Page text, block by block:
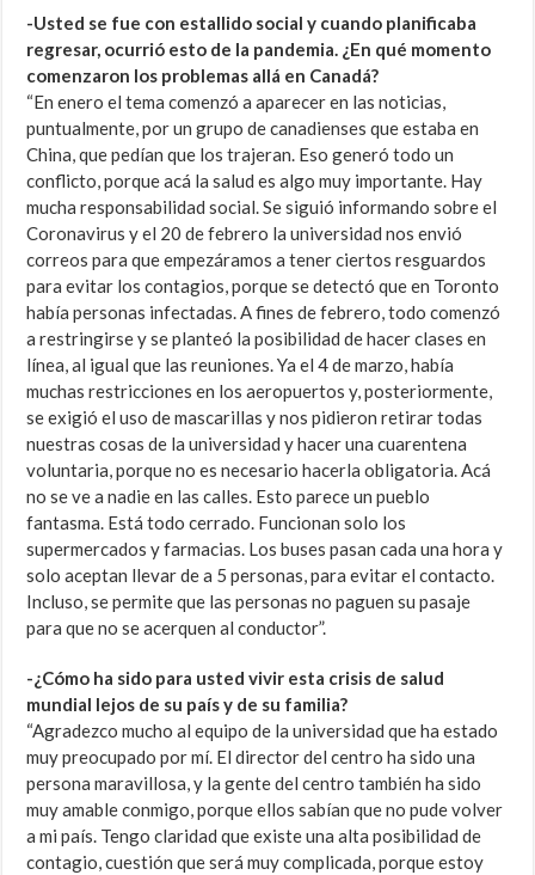
-Usted se fue con estallido social y cuando planificaba
regresar, ocurrió esto de la pandemia. ¿En qué momento
comenzaron los problemas allá en Canadá?
“En enero el tema comenzó a aparecer en las noticias,
puntualmente, por un grupo de canadienses que estaba en
China, que pedían que los trajeran. Eso generó todo un
conflicto, porque acá la salud es algo muy importante. Hay
mucha responsabilidad social. Se siguió informando sobre el
Coronavirus y el 20 de febrero la universidad nos envió
correos para que empezáramos a tener ciertos resguardos
para evitar los contagios, porque se detectó que en Toronto
había personas infectadas. A fines de febrero, todo comenzó
a restringirse y se planteó la posibilidad de hacer clases en
línea, al igual que las reuniones. Ya el 4 de marzo, había
muchas restricciones en los aeropuertos y, posteriormente,
se exigió el uso de mascarillas y nos pidieron retirar todas
nuestras cosas de la universidad y hacer una cuarentena
voluntaria, porque no es necesario hacerla obligatoria. Acá
no se ve a nadie en las calles. Esto parece un pueblo
fantasma. Está todo cerrado. Funcionan solo los
supermercados y farmacias. Los buses pasan cada una hora y
solo aceptan llevar de a 5 personas, para evitar el contacto.
Incluso, se permite que las personas no paguen su pasaje
para que no se acerquen al conductor”.
-¿Cómo ha sido para usted vivir esta crisis de salud
mundial lejos de su país y de su familia?
“Agradezco mucho al equipo de la universidad que ha estado
muy preocupado por mí. El director del centro ha sido una
persona maravillosa, y la gente del centro también ha sido
muy amable conmigo, porque ellos sabían que no pude volver
a mi país. Tengo claridad que existe una alta posibilidad de
contagio, cuestión que será muy complicada, porque estoy